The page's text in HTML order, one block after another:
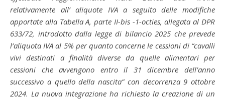
relativamente all’ aliquote IVA a seguito delle modifiche
apportate alla Tabella A, parte II-bis -1-octies, allegata al DPR
633/72, introdotto dalla legge di bilancio 2025 che prevede
l’aliquota IVA al 5% per quanto concerne le cessioni di “cavalli
vivi destinati a finalità diverse da quelle alimentari per
cessioni che avvengono entro il 31 dicembre dell’anno
successivo a quello della nascita” con decorrenza 9 ottobre
2024.La nuova integrazione ha richiesto la creazione di un